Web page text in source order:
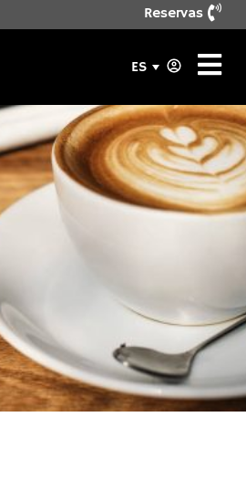
Reservas
ES